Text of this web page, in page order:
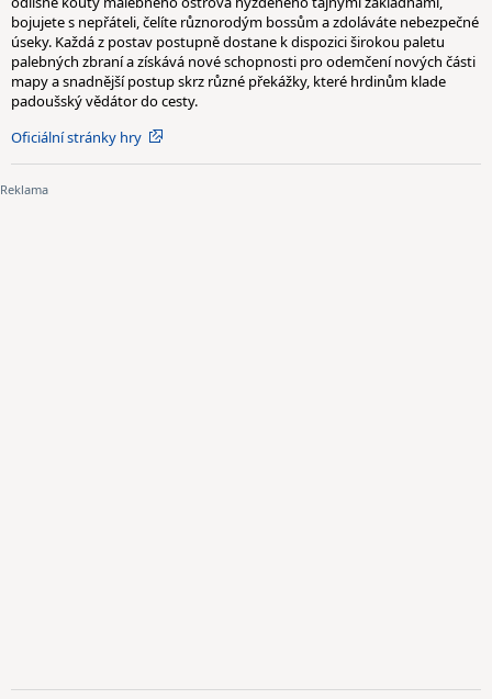
bojujete s nepřáteli, čelíte různorodým bossům a zdoláváte nebezpečné
úseky. Každá z postav postupně dostane k dispozici širokou paletu
palebných zbraní a získává nové schopnosti pro odemčení nových části
mapy a snadnější postup skrz různé překážky, které hrdinům klade
padoušský vědátor do cesty.
Oficiální stránky hry